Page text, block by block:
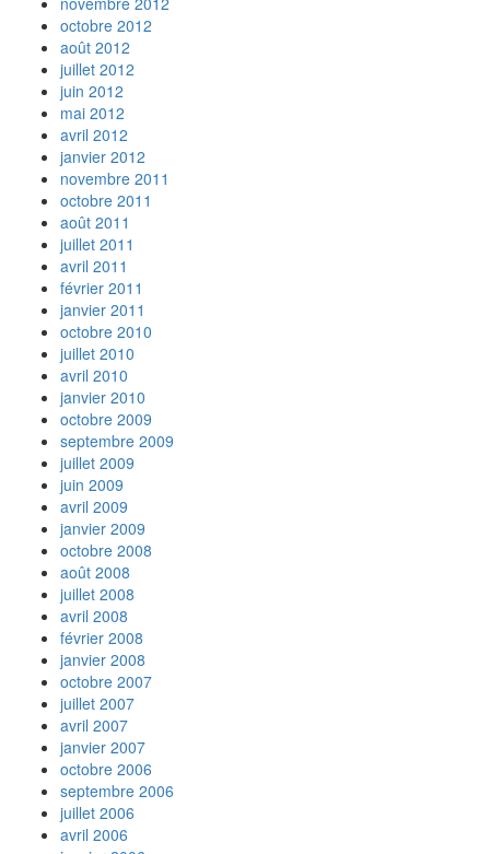
octobre 2012
août 2012
juillet 2012
juin 2012
mai 2012
avril 2012
janvier 2012
novembre 2011
octobre 2011
août 2011
juillet 2011
avril 2011
février 2011
janvier 2011
octobre 2010
juillet 2010
avril 2010
janvier 2010
octobre 2009
septembre 2009
juillet 2009
juin 2009
avril 2009
janvier 2009
octobre 2008
août 2008
juillet 2008
avril 2008
février 2008
janvier 2008
octobre 2007
juillet 2007
avril 2007
janvier 2007
octobre 2006
septembre 2006
juillet 2006
avril 2006